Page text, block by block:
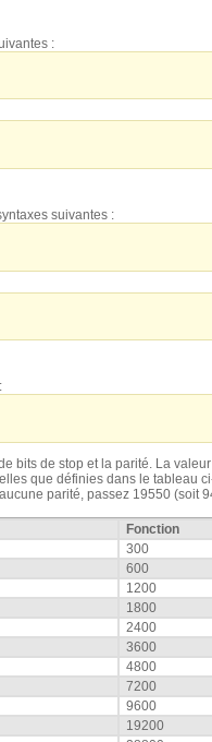
:
suivantes :
bits de stop et la parité. La
que définies dans le tableau
parité, passez 19550 (soit
Fonction
300
600
1200
1800
2400
3600
4800
7200
9600
19200